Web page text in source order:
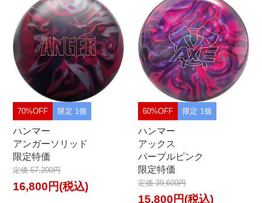
70%OFF 限定 1個
ハンマー
アンガーソリッド
限定特価
定価 57,200円
16,800円(税込)
60%OFF 限定 1個
ハンマー
アックス
パープルピンク
限定特価
定価 39,600円
15,800円(税込)